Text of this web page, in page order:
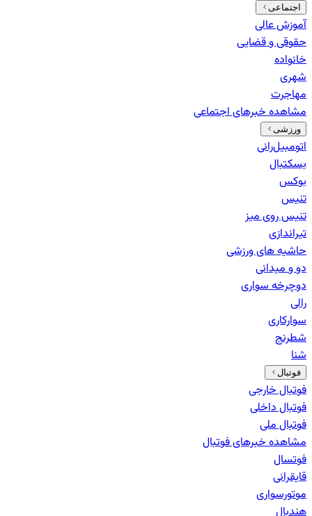
اجتماعی
آموزش عالی
حقوقی و قضایی
خانواده
شهری
مهاجرت
مشاهده خبرهایاجتماعی
ورزشی
اتومبیل‌رانی
بسکتبال
بوکس
تنیس
تنیس روی میز
تیراندازی
حاشیه های ورزشی
دو و میدانی
دوچرخه سواری
رالی
سوارکاری
شطرنج
شنا
فوتبال
فوتبال خارجی
فوتبال داخلی
فوتبال ملی
مشاهده خبرهایفوتبال
فوتسال
قایقرانی
موتورسواری
هندبال